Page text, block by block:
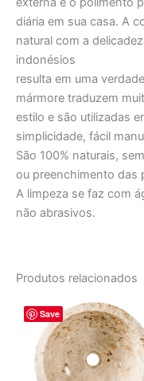
diária em sua casa. A
natural com a
indonésios
resulta em uma
mármore traduzem
estilo e são utilizadas
simplicidade, fácil
São 100% naturais,
ou preenchimento das
A limpeza se faz com
não abrasivos.
Produtos relacionados
Save
O
preço
original
era:
R$ 3.102,00.